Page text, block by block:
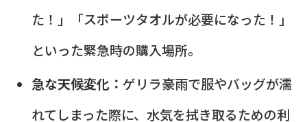
た！」「スポーツタオルが必要になった！」
といった緊急時の購入場所。
急な天候変化： ゲリラ豪雨で服やバッグが濡
れてしまった際に、水気を拭き取るための利